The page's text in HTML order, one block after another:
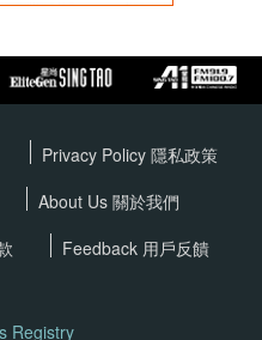
Privacy Policy 隱私政策
About Us 關於我們
Feedback 用戶反饋
Registry